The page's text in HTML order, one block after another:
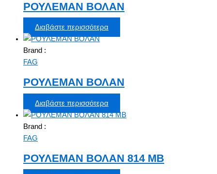
ΡΟΥΛΕΜΑΝ ΒΟΛΑΝ
Διαβάστε περισσότερα
Brand :
FAG
ΡΟΥΛΕΜΑΝ ΒΟΛΑΝ
Διαβάστε περισσότερα
Brand :
FAG
ΡΟΥΛΕΜΑΝ ΒΟΛΑΝ 814 ΜΒ